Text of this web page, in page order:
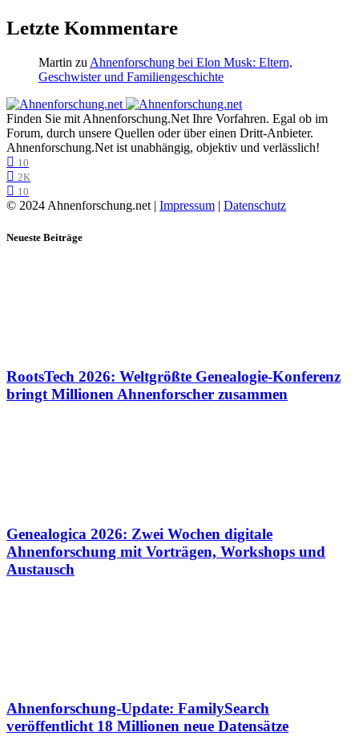
Letzte Kommentare
Martin zu Ahnenforschung bei Elon Musk: Eltern,
Geschwister und Familiengeschichte
Finden Sie mit Ahnenforschung.Net Ihre Vorfahren. Egal ob im
Forum, durch unsere Quellen oder über einen Dritt-Anbieter.
Ahnenforschung.Net ist unabhängig, objektiv und verlässlich!
10
2K
10
© 2024 Ahnenforschung.net | Impressum | Datenschutz
Neueste Beiträge
RootsTech 2026: Weltgrößte Genealogie-Konferenz
bringt Millionen Ahnenforscher zusammen
Genealogica 2026: Zwei Wochen digitale
Ahnenforschung mit Vorträgen, Workshops und
Austausch
Ahnenforschung-Update: FamilySearch
veröffentlicht 18 Millionen neue Datensätze